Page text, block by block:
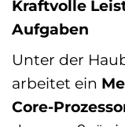
Kraftvolle
Aufgaben
Unter der
arbeitet ein
Core-